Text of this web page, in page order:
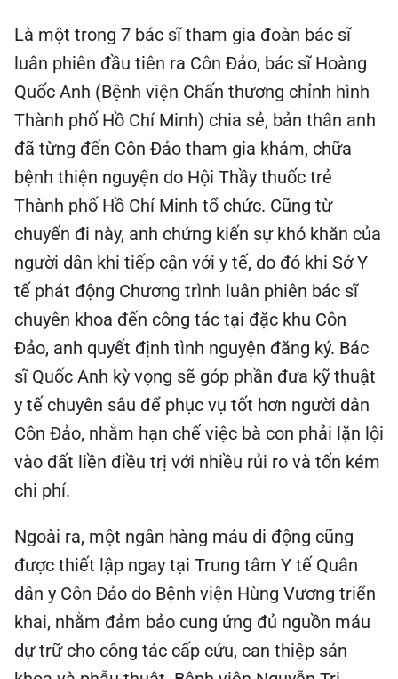
Là một trong 7 bác sĩ tham gia đoàn bác sĩ
luân phiên đầu tiên ra Côn Đảo, bác sĩ Hoàng
Quốc Anh (Bệnh viện Chấn thương chỉnh hình
Thành phố Hồ Chí Minh) chia sẻ, bản thân anh
đã từng đến Côn Đảo tham gia khám, chữa
bệnh thiện nguyện do Hội Thầy thuốc trẻ
Thành phố Hồ Chí Minh tổ chức. Cũng từ
chuyến đi này, anh chứng kiến sự khó khăn của
người dân khi tiếp cận với y tế, do đó khi Sở Y
tế phát động Chương trình luân phiên bác sĩ
chuyên khoa đến công tác tại đặc khu Côn
Đảo, anh quyết định tình nguyện đăng ký. Bác
sĩ Quốc Anh kỳ vọng sẽ góp phần đưa kỹ thuật
y tế chuyên sâu để phục vụ tốt hơn người dân
Côn Đảo, nhằm hạn chế việc bà con phải lặn lội
vào đất liền điều trị với nhiều rủi ro và tốn kém
chi phí.
Ngoài ra, một ngân hàng máu di động cũng
được thiết lập ngay tại Trung tâm Y tế Quân
dân y Côn Đảo do Bệnh viện Hùng Vương triển
khai, nhằm đảm bảo cung ứng đủ nguồn máu
dự trữ cho công tác cấp cứu, can thiệp sản